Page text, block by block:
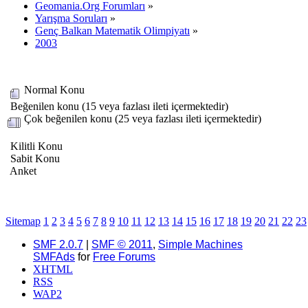
Geomania.Org Forumları »
Yarışma Soruları »
Genç Balkan Matematik Olimpiyatı »
2003
Normal Konu
Beğenilen konu (15 veya fazlası ileti içermektedir)
Çok beğenilen konu (25 veya fazlası ileti içermektedir)
Kilitli Konu
Sabit Konu
Anket
Sitemap 1 2 3 4 5 6 7 8 9 10 11 12 13 14 15 16 17 18 19 20 21 22 23
SMF 2.0.7
SMF © 2011, Simple Machines
SMFAds for Free Forums
XHTML
RSS
WAP2